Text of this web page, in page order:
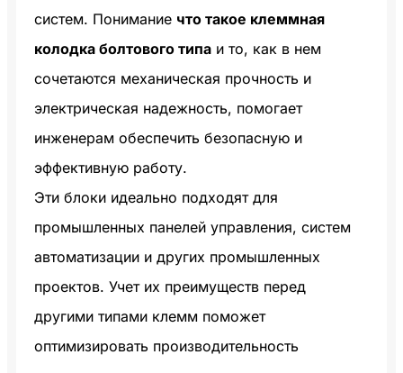
систем. Понимание что такое клеммная
колодка болтового типа и то, как в нем
сочетаются механическая прочность и
электрическая надежность, помогает
инженерам обеспечить безопасную и
эффективную работу.
Эти блоки идеально подходят для
промышленных панелей управления, систем
автоматизации и других промышленных
проектов. Учет их преимуществ перед
другими типами клемм поможет
оптимизировать производительность